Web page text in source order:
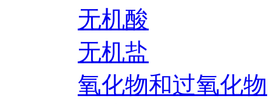
无机酸
无机盐
氧化物和过氧化物